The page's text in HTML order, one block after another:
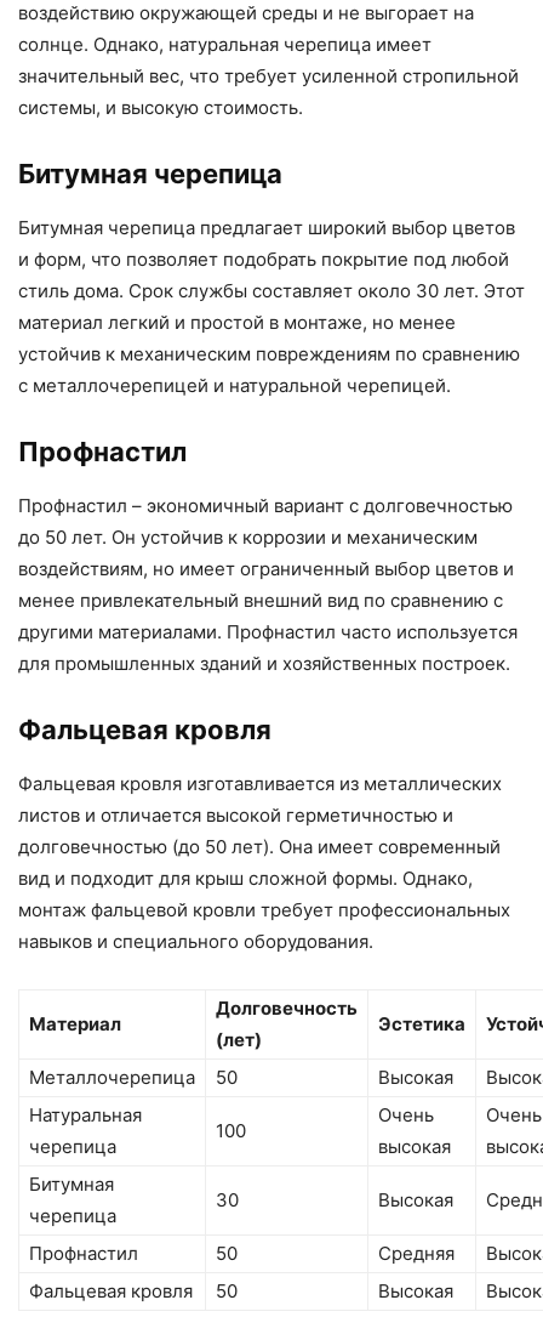
воздействию окружающей среды и не выгорает на
солнце. Однако, натуральная черепица имеет
значительный вес, что требует усиленной стропильной
системы, и высокую стоимость.
Битумная черепица
Битумная черепица предлагает широкий выбор цветов
и форм, что позволяет подобрать покрытие под любой
стиль дома. Срок службы составляет около 30 лет. Этот
материал легкий и простой в монтаже, но менее
устойчив к механическим повреждениям по сравнению
с металлочерепицей и натуральной черепицей.
Профнастил
Профнастил – экономичный вариант с долговечностью
до 50 лет. Он устойчив к коррозии и механическим
воздействиям, но имеет ограниченный выбор цветов и
менее привлекательный внешний вид по сравнению с
другими материалами. Профнастил часто используется
для промышленных зданий и хозяйственных построек.
Фальцевая кровля
Фальцевая кровля изготавливается из металлических
листов и отличается высокой герметичностью и
долговечностью (до 50 лет). Она имеет современный
вид и подходит для крыш сложной формы. Однако,
монтаж фальцевой кровли требует профессиональных
навыков и специального оборудования.
Материал
Долговечность
(лет)
Эстетика
Металлочерепица 50 Высокая
Натуральная
черепица
100
Очень
высокая
Очень
Битумная
черепица
30 Высокая
Профнастил 50 Средняя
Фальцевая кровля
50 Высокая